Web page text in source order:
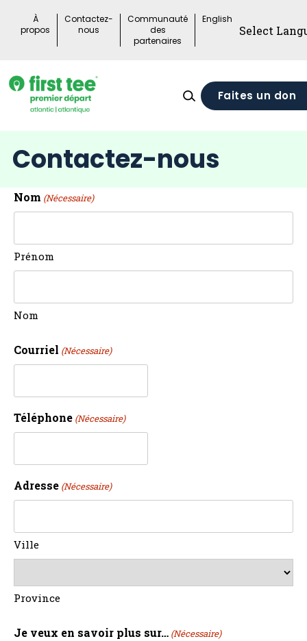
À
propos
Contactez-
nous
Communauté
des
partenaires
English
Faites un don
Contactez-nous
Nom (Nécessaire)
Prénom
Nom
Courriel (Nécessaire)
Téléphone (Nécessaire)
Adresse (Nécessaire)
Ville
Province
Je veux en savoir plus sur… (Nécessaire)